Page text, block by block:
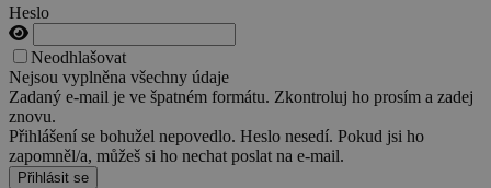
Heslo
Neodhlašovat
Nejsou vyplněna všechny údaje
Zadaný e-mail je ve špatném formátu. Zkontroluj ho prosím a zadej
znovu.
Přihlášení se bohužel nepovedlo. Heslo nesedí. Pokud jsi ho
zapomněl/a, můžeš si ho nechat poslat na e-mail.
Přihlásit se